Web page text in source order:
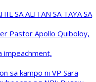
SA ALITAN SA TAYA SA
Pastor Apollo Quiboloy,
impeachment,
sa kampo ni VP Sara